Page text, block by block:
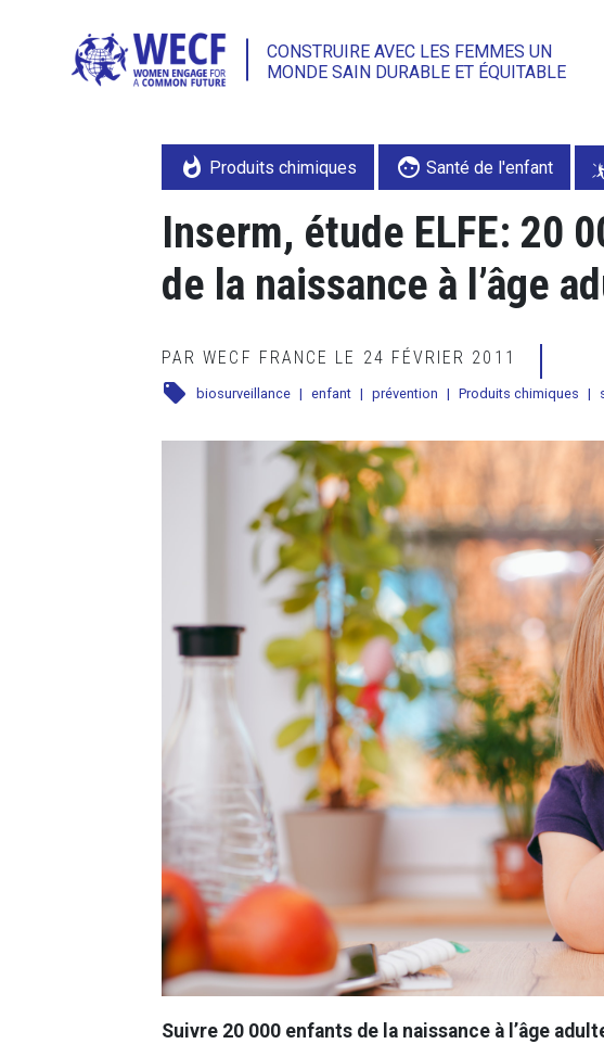
CONSTRUIRE AVEC LES FEMMES UN
MONDE SAIN DURABLE ET ÉQUITABLE
whatshot Produits chimiques face Santé de l'enfant
Inserm, étude ELFE: 20
de la naissance à l’âge
PAR WECF FRANCE LE 24 FÉVRIER 2011
local_offer biosurveillance | enfant | prévention | Produits chimiques |
Suivre 20 000 enfants de la naissance à l’âge